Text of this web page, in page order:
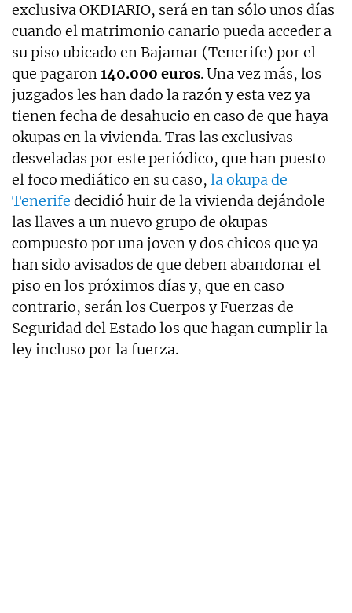
exclusiva OKDIARIO, será en tan sólo unos días
cuando el matrimonio canario pueda acceder a
su piso ubicado en Bajamar (Tenerife) por el
que pagaron140.000 euros. Una vez más, los
juzgados les han dado la razón y esta vez ya
tienen fecha de desahucio en caso de que haya
okupas en la vivienda. Tras las exclusivas
desveladas por este periódico, que han puesto
el foco mediático en su caso, la okupa de
Tenerife decidió huir de la vivienda dejándole
las llaves a un nuevo grupo de okupas
compuesto por una joven y dos chicos que ya
han sido avisados de que deben abandonar el
piso en los próximos días y, que en caso
contrario, serán los Cuerpos y Fuerzas de
Seguridad del Estado los que hagan cumplir la
ley incluso por la fuerza.